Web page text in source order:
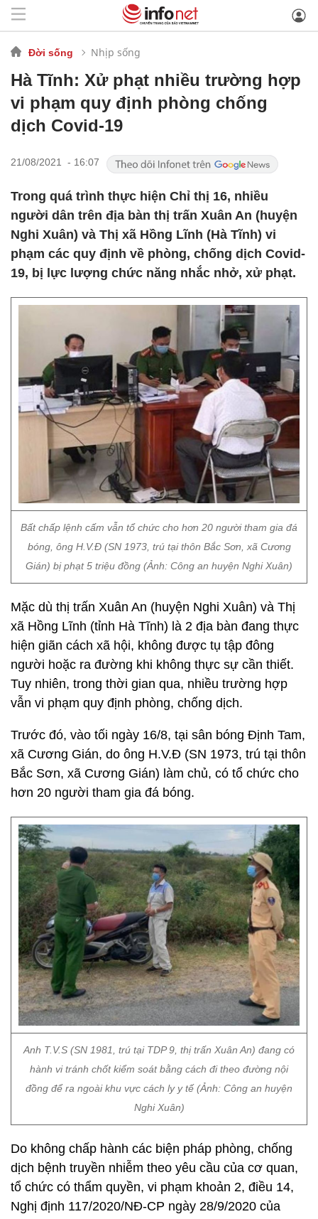
Đời sống Nhịp sống
Hà Tĩnh: Xử phạt nhiều trường hợp
vi phạm quy định phòng chống
dịch Covid-19
21/08/2021 - 16:07
Trong quá trình thực hiện Chỉ thị 16, nhiều
người dân trên địa bàn thị trấn Xuân An (huyện
Nghi Xuân) và Thị xã Hồng Lĩnh (Hà Tĩnh) vi
phạm các quy định về phòng, chống dịch Covid-
19, bị lực lượng chức năng nhắc nhở, xử phạt.
Bất chấp lệnh cấm vẫn tổ chức cho hơn 20 người tham gia đá
bóng, ông H.V.Đ (SN 1973, trú tại thôn Bắc Sơn, xã Cương
Gián) bị phạt 5 triệu đồng (Ảnh: Công an huyện Nghi Xuân)
Mặc dù thị trấn Xuân An (huyện Nghi Xuân) và Thị
xã Hồng Lĩnh (tỉnh Hà Tĩnh) là 2 địa bàn đang thực
hiện giãn cách xã hội, không được tụ tập đông
người hoặc ra đường khi không thực sự cần thiết.
Tuy nhiên, trong thời gian qua, nhiều trường hợp
vẫn vi phạm quy định phòng, chống dịch.
Trước đó, vào tối ngày 16/8, tại sân bóng Định Tam,
xã Cương Gián, do ông H.V.Đ (SN 1973, trú tại thôn
Bắc Sơn, xã Cương Gián) làm chủ, có tổ chức cho
hơn 20 người tham gia đá bóng.
Anh T.V.S (SN 1981, trú tại TDP 9, thị trấn Xuân An) đang có
hành vi tránh chốt kiểm soát bằng cách đi theo đường nội
đồng để ra ngoài khu vực cách ly y tế (Ảnh: Công an huyện
Nghi Xuân)
Do không chấp hành các biện pháp phòng, chống
dịch bệnh truyền nhiễm theo yêu cầu của cơ quan,
tổ chức có thẩm quyền, vi phạm khoản 2, điều 14,
Nghị định 117/2020/NĐ-CP ngày 28/9/2020 của